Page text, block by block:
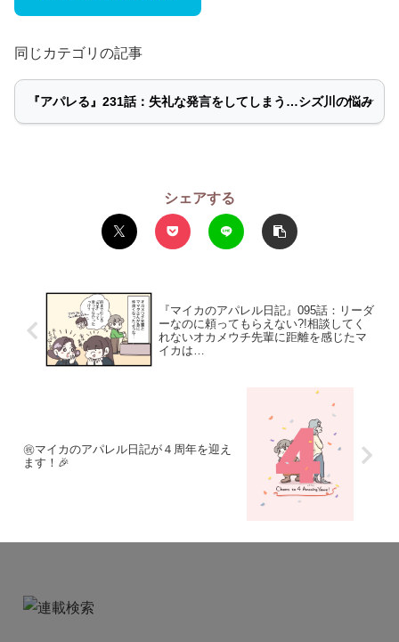
同じカテゴリの記事
シェアする
『マイカのアパレル日記』095話：リーダ
ーなのに頼ってもらえない?!相談してく
れないオカメウチ先輩に距離を感じたマ
イカは…
㊗️マイカのアパレル日記が４周年を迎え
ます！🎉